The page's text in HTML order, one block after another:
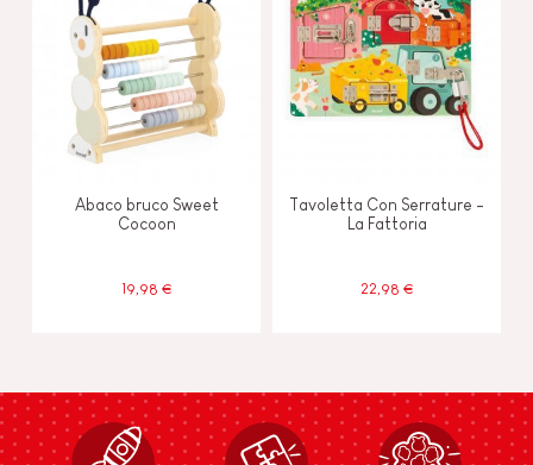
Abaco bruco Sweet
Cocoon
19,98 €
Tavoletta Con Serrature -
La Fattoria
22,98 €